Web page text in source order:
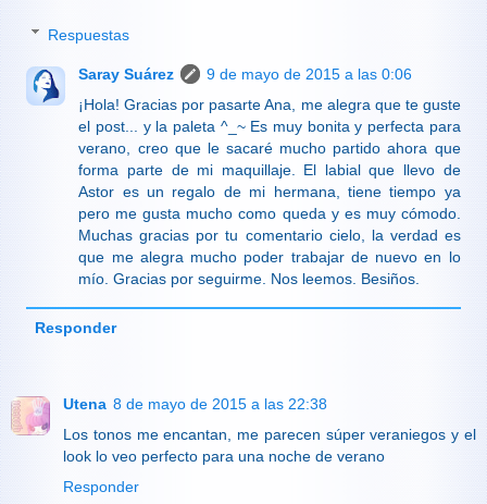
Respuestas
Saray Suárez
9 de mayo de 2015 a las 0:06
¡Hola! Gracias por pasarte Ana, me alegra que te guste
el post... y la paleta ^_~ Es muy bonita y perfecta para
verano, creo que le sacaré mucho partido ahora que
forma parte de mi maquillaje. El labial que llevo de
Astor es un regalo de mi hermana, tiene tiempo ya
pero me gusta mucho como queda y es muy cómodo.
Muchas gracias por tu comentario cielo, la verdad es
que me alegra mucho poder trabajar de nuevo en lo
mío. Gracias por seguirme. Nos leemos. Besiños.
Responder
Utena 8 de mayo de 2015 a las 22:38
Los tonos me encantan, me parecen súper veraniegos y el
look lo veo perfecto para una noche de verano
Responder